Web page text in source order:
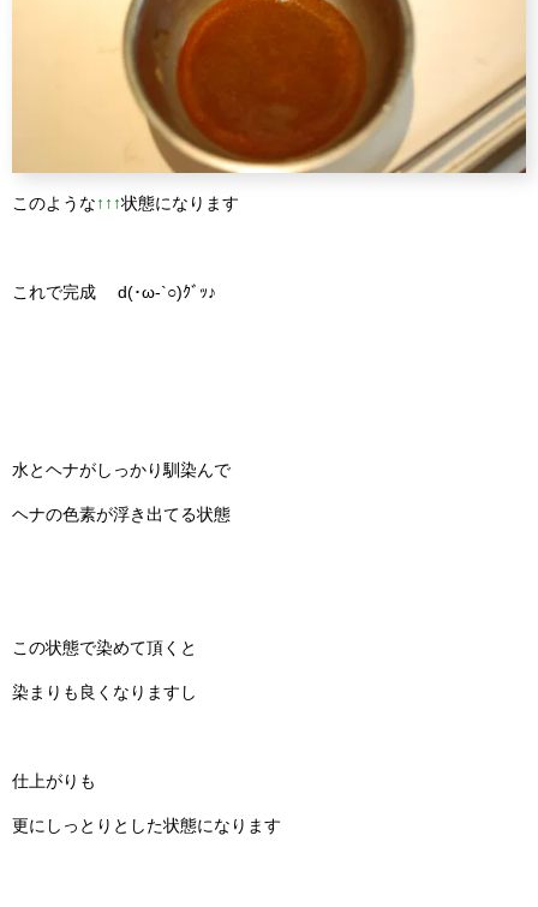
このような↑↑↑状態になります
これで完成 d(･ω-`○)ｸﾞｯ♪
水とヘナがしっかり馴染んで
ヘナの色素が浮き出てる状態
この状態で染めて頂くと
染まりも良くなりますし
仕上がりも
更にしっとりとした状態になります